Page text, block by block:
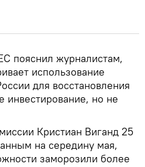
пояснил журналистам,
использование
для восстановления
но не
Кристиан Виганд 25
на середину мая,
заморозили более